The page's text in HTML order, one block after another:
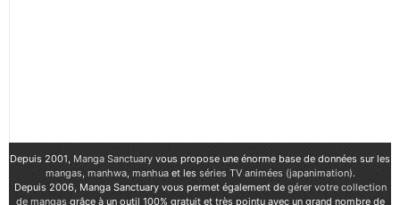
Depuis 2001, Manga Sanctuary vous propose une énorme base de données sur les
mangas, manhwa, manhuaet les séries TV animées (japanimation).
Depuis 2006, Manga Sanctuary vous permet également de gérer votre collection
de mangasgrâce à un outil 100% gratuit et très pointu avec un grand nombre de